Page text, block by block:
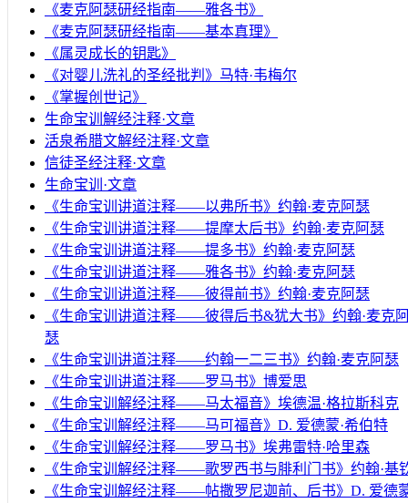
《麦克阿瑟研经指南——雅各书》
《麦克阿瑟研经指南——基本真理》
《属灵成长的钥匙》
《对婴儿洗礼的圣经批判》马特·韦梅尔
《掌握创世记》
生命宝训解经注释·文章
活泉希腊文解经注释·文章
信徒圣经注释·文章
生命宝训·文章
《生命宝训讲道注释——以弗所书》约翰·麦克阿瑟
《生命宝训讲道注释——提摩太后书》约翰·麦克阿瑟
《生命宝训讲道注释——提多书》约翰·麦克阿瑟
《生命宝训讲道注释——雅各书》约翰·麦克阿瑟
《生命宝训讲道注释——彼得前书》约翰·麦克阿瑟
《生命宝训讲道注释——彼得后书&犹大书》约翰·麦克
瑟
《生命宝训讲道注释——约翰一二三书》约翰·麦克阿瑟
《生命宝训讲道注释——罗马书》博爱思
《生命宝训解经注释——马太福音》埃德温·格拉斯科克
《生命宝训解经注释——马可福音》D. 爱德蒙·希伯特
《生命宝训解经注释——罗马书》埃弗雷特·哈里森
《生命宝训解经注释——歌罗西书与腓利门书》约翰·基
《生命宝训解经注释——帖撒罗尼迦前、后书》D. 爱德